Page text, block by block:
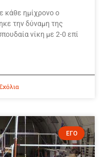
κάθε ημίχρονο ο
την δύναμη της
νίκη με 2-0 επί
ΕΓΟ